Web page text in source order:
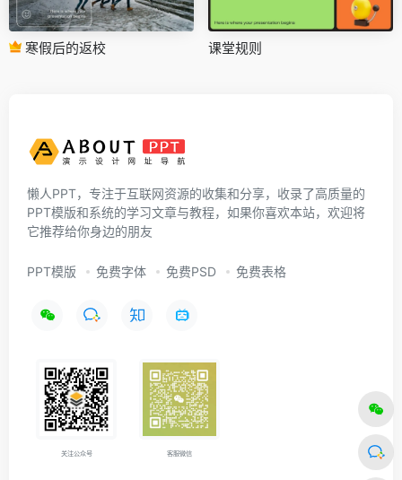
寒假后的返校 课堂规则
懒人PPT，专注于互联网资源的收集和分享，收录了高质量的
PPT模版和系统的学习文章与教程，如果你喜欢本站，欢迎将
它推荐给你身边的朋友
PPT模版 免费字体 免费PSD 免费表格
关注公众号 客服微信